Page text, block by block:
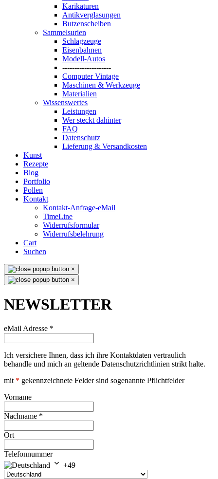
Karikaturen
Antikverglasungen
Butzenscheiben
Sammelsurien
Schlagzeuge
Eisenbahnen
Modell-Autos
--------------------
Computer Vintage
Maschinen & Werkzeuge
Materialien
Wissenswertes
Leistungen
Wer steckt dahinter
FAQ
Datenschutz
Lieferung & Versandkosten
Kunst
Rezepte
Blog
Portfolio
Pollen
Kontakt
Kontakt-Anfrage-eMail
TimeLine
Widerrufsformular
Widerrufsbelehrung
Cart
Suchen
×
×
NEWSLETTER
eMail Adresse *
Ich versichere Ihnen, dass ich ihre Kontaktdaten vertraulich
behandle und mich an geltende Datenschutzrichtlinien strikt halte.
mit * gekennzeichnete Felder sind sogenannte Pflichtfelder
Vorname
Nachname *
Ort
Telefonnummer
+49